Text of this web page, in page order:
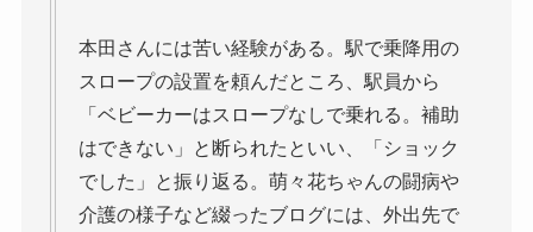
本田さんには苦い経験がある。駅で乗降用の
スロープの設置を頼んだところ、駅員から
「ベビーカーはスロープなしで乗れる。補助
はできない」と断られたといい、「ショック
でした」と振り返る。萌々花ちゃんの闘病や
介護の様子など綴ったブログには、外出先で